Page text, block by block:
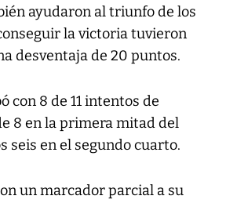
ayudaron al triunfo de los
la victoria tuvieron
desventaja de 20 puntos.
con 8 de 11 intentos de
8 en la primera mitad del
seis en el segundo cuarto.
un marcador parcial a su